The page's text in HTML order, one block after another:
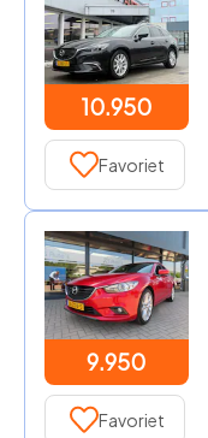
10.950
Favoriet
9.950
Favoriet